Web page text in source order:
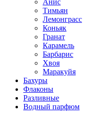
Тимьян
Лемонграсс
Коньяк
Гранат
Карамель
Барбарис
Хвоя
Маракуйя
Бахуры
Флаконы
Разливные
Водный парфюм